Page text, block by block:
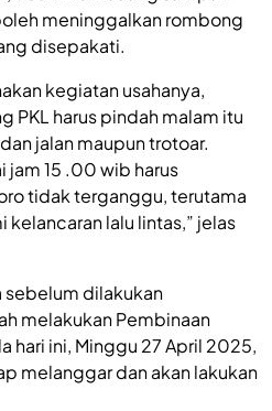
meninggalkan rombong
disepakati.
kegiatan usahanya,
PKL harus pindah malam itu
jalan maupun trotoar.
jam 15 .00 wib harus
tidak terganggu, terutama
lalu lintas,” jelas
sebelum dilakukan
melakukan Pembinaan
hari ini, Minggu 27 April 2025,
melanggar dan akan lakukan